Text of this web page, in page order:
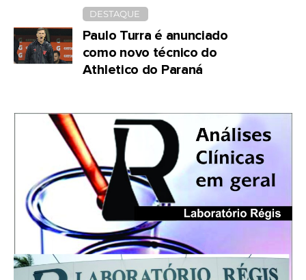
DESTAQUE
Paulo Turra é anunciado
como novo técnico do
Athletico do Paraná